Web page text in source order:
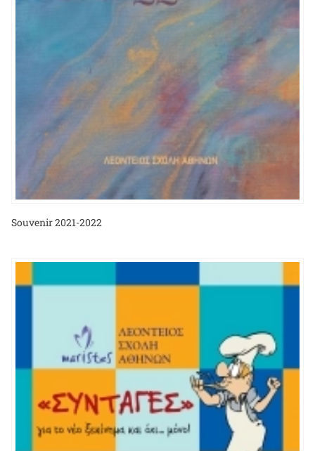
Souvenir 2021-2022